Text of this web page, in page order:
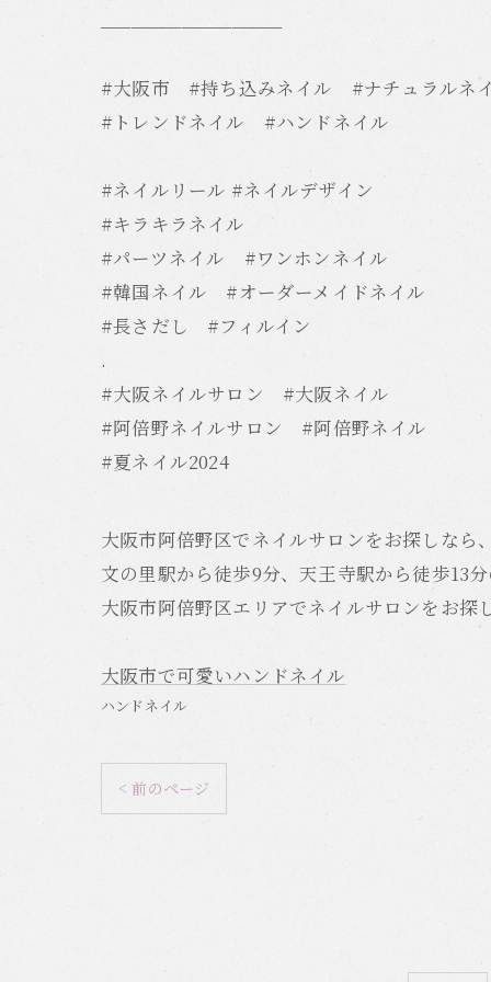
__________________
#大阪市 #持ち込みネイル #ナチュラルネ
#トレンドネイル #ハンドネイル
#ネイルリール #ネイルデザイン
#キラキラネイル
#パーツネイル #ワンホンネイル
#韓国ネイル #オーダーメイドネイル
#長さだし #フィルイン
.
#大阪ネイルサロン #大阪ネイル
#阿倍野ネイルサロン #阿倍野ネイル
#夏ネイル2024
大阪市阿倍野区でネイルサロンをお探しな
文の里駅から徒歩9分、天王寺駅から徒歩13
大阪市阿倍野区エリアでネイルサロンをお
大阪市で可愛いハンドネイル
ハンドネイル
< 前のページ